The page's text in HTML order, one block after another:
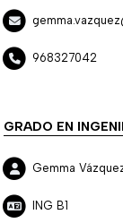
968327042
GRADO EN
Gemma
ING B1